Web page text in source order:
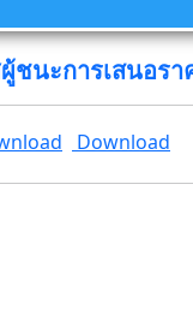
ชนะการเสนอรา
Download